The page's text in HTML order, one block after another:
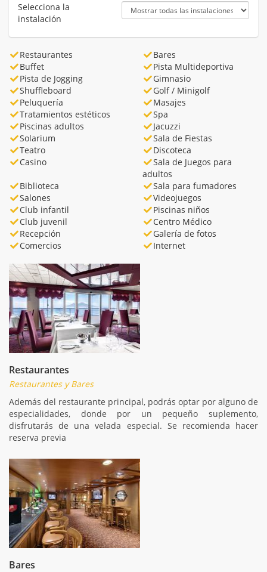
Selecciona la
instalación
Restaurantes
Bares
Buffet
Pista Multideportiva
Pista de Jogging
Gimnasio
Shuffleboard
Golf / Minigolf
Peluquería
Masajes
Tratamientos estéticos
Spa
Piscinas adultos
Jacuzzi
Solarium
Sala de Fiestas
Teatro
Discoteca
Casino
Sala de Juegos para
adultos
Biblioteca
Sala para fumadores
Salones
Videojuegos
Club infantil
Piscinas niños
Club juvenil
Centro Médico
Recepción
Galería de fotos
Comercios
Internet
Restaurantes
Restaurantes y Bares
Además del restaurante principal, podrás optar por alguno de
especialidades, donde por un pequeño suplemento,
disfrutarás de una velada especial. Se recomienda hacer
reserva previa
Bares